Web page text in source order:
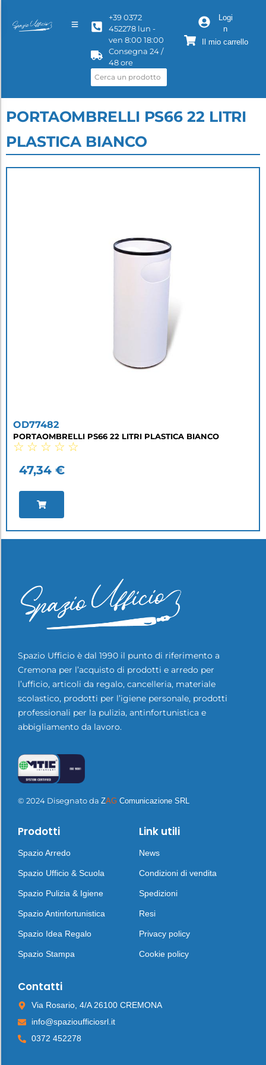
+39 0372
452278 lun -
ven 8:00 18:00
Consegna 24 /
48 ore
Logi
n
Il mio carrello
PORTAOMBRELLI PS66 22 LITRI
PLASTICA BIANCO
OD77482
PORTAOMBRELLI PS66 22 LITRI PLASTICA BIANCO
☆ ☆ ☆ ☆ ☆
47,34 €
Spazio Ufficio è dal 1990 il punto di riferimento a
Cremona per l’acquisto di prodotti e arredo per
l’ufficio, articoli da regalo, cancelleria, materiale
scolastico, prodotti per l’igiene personale, prodotti
professionali per la pulizia, antinfortunistica e
abbigliamento da lavoro.
© 2024 Disegnato da ZAG Comunicazione SRL
Prodotti
Spazio Arredo
Spazio Ufficio & Scuola
Spazio Pulizia & Igiene
Spazio Antinfortunistica
Spazio Idea Regalo
Spazio Stampa
Link utili
News
Condizioni di vendita
Spedizioni
Resi
Privacy policy
Cookie policy
Contatti
Via Rosario, 4/A 26100 CREMONA
info@spazioufficiosrl.it
0372 452278